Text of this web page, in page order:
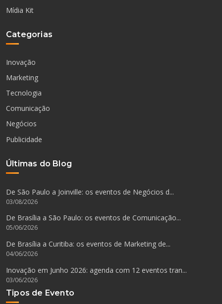
Mídia Kit
Categorias
Inovação
Marketing
Tecnologia
Comunicação
Negócios
Publicidade
Últimas do Blog
De São Paulo a Joinville: os eventos de Negócios d...
03/08/2026
De Brasília a São Paulo: os eventos de Comunicação...
05/06/2026
De Brasília a Curitiba: os eventos de Marketing de...
04/06/2026
Inovação em Junho 2026: agenda com 12 eventos tran...
03/06/2026
Tipos de Evento